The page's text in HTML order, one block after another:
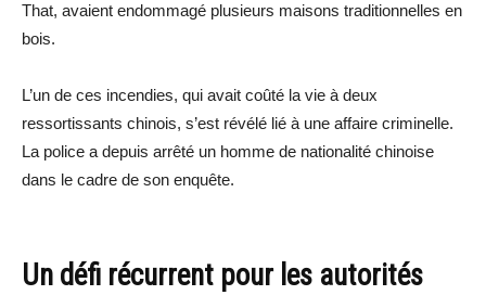
That, avaient endommagé plusieurs maisons traditionnelles en
bois.
L’un de ces incendies, qui avait coûté la vie à deux
ressortissants chinois, s’est révélé lié à une affaire criminelle.
La police a depuis arrêté un homme de nationalité chinoise
dans le cadre de son enquête.
Un défi récurrent pour les autorités